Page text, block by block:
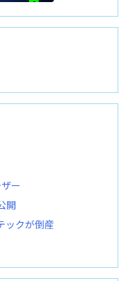
ー
開
ックが倒産